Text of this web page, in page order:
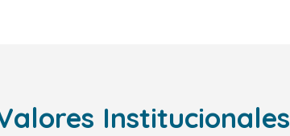
Institucionales